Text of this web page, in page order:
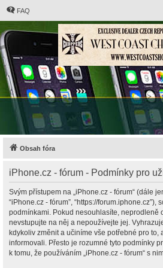
FAQ
Obsah fóra
iPhone.cz - fórum - Podmínky pro
Svým přístupem na „iPhone.cz - fórum“ (dále jen
“iPhone.cz - fórum”, “https://forum.iphone.cz”),
podmínkami. Pokud nesouhlasíte, neprodleně
nevstupujte na něj a nepoužívejte jej.
kdykoliv změnit a učiníme vše potřebné pro to,
informovali. Přesto je rozumné tyto podmínky
k tomu, že používáním „iPhone.cz - fórum“ s